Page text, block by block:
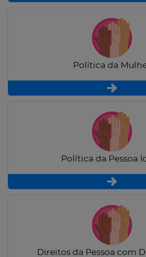
Política da
Política da Pessoa
Direitos da Pessoa com